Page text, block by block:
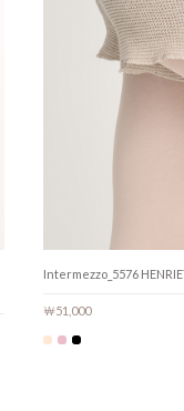
Intermezzo_5576
￦51,000